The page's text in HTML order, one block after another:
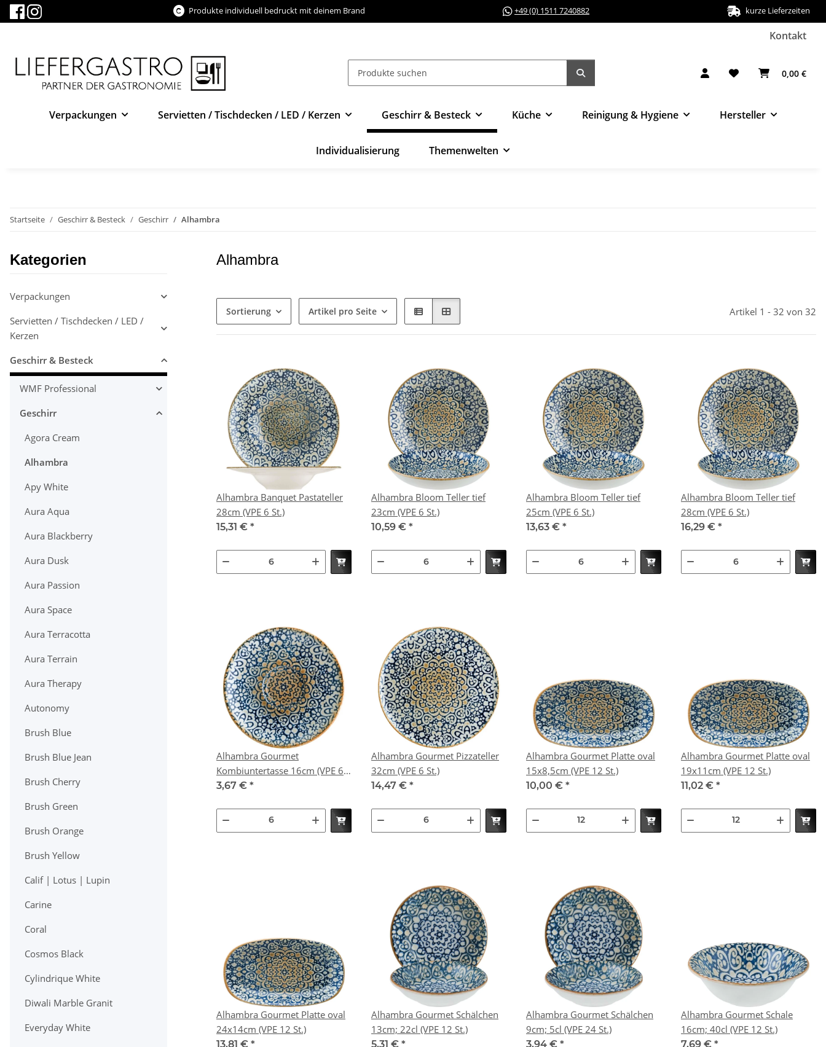
Produkte individuell bedruckt mit deinem Brand +49 (0) 1511 7240882 kurze Lieferzeiten
Kontakt
0,00 €
Verpackungen Servietten / Tischdecken / LED / Kerzen Geschirr & Besteck Küche Reinigung & Hygiene Hersteller
Individualisierung Themenwelten
Startseite Geschirr & Besteck Geschirr Alhambra
Alhambra
Sortierung Artikel pro Seite Artikel 1 - 32 von 32
Alhambra Banquet Pastateller
28cm (VPE 6 St.)
15,31 € *
Alhambra Bloom Teller tief
23cm (VPE 6 St.)
10,59 € *
Alhambra Bloom Teller tief
25cm (VPE 6 St.)
13,63 € *
Alhambra Bloom Teller tief
28cm (VPE 6 St.)
16,29 € *
Alhambra Gourmet
Kombiuntertasse 16cm (VPE 6
St.)
3,67 € *
Alhambra Gourmet Pizzateller
32cm (VPE 6 St.)
14,47 € *
Alhambra Gourmet Platte oval
15x8,5cm (VPE 12 St.)
10,00 € *
Alhambra Gourmet Platte oval
19x11cm (VPE 12 St.)
11,02 € *
Alhambra Gourmet Platte oval
24x14cm (VPE 12 St.)
13,81 € *
Alhambra Gourmet Schälchen
13cm; 22cl (VPE 12 St.)
5,31 € *
Alhambra Gourmet Schälchen
9cm; 5cl (VPE 24 St.)
3,94 € *
Alhambra Gourmet Schale
16cm; 40cl (VPE 12 St.)
7,69 € *
Kategorien
Verpackungen
Servietten / Tischdecken / LED /
Kerzen
Geschirr & Besteck
WMF Professional
Geschirr
Agora Cream
Alhambra
Apy White
Aura Aqua
Aura Blackberry
Aura Dusk
Aura Passion
Aura Space
Aura Terracotta
Aura Terrain
Aura Therapy
Autonomy
Brush Blue
Brush Blue Jean
Brush Cherry
Brush Green
Brush Orange
Brush Yellow
Calif | Lotus | Lupin
Carine
Coral
Cosmos Black
Cylindrique White
Diwali Marble Granit
Everyday White